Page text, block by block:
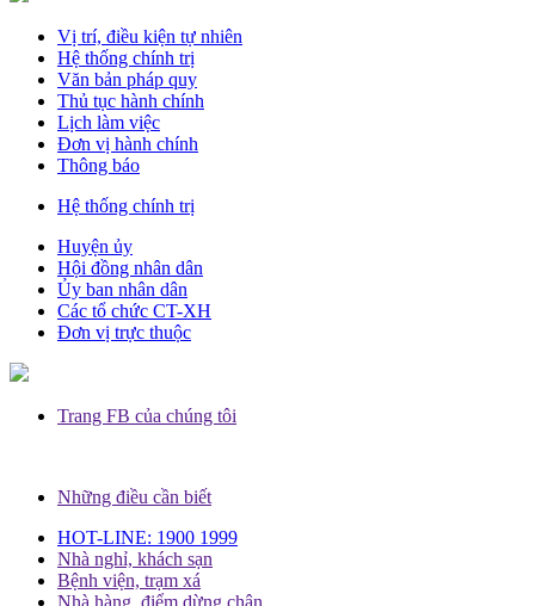
Vị trí, điều kiện tự nhiên
Hệ thống chính trị
Văn bản pháp quy
Thủ tục hành chính
Lịch làm việc
Đơn vị hành chính
Thông báo
Hệ thống chính trị
Huyện ủy
Hội đồng nhân dân
Ủy ban nhân dân
Các tổ chức CT-XH
Đơn vị trực thuộc
Trang FB của chúng tôi
Những điều cần biết
HOT-LINE: 1900 1999
Nhà nghỉ, khách sạn
Bệnh viện, trạm xá
Nhà hàng, điểm dừng chân